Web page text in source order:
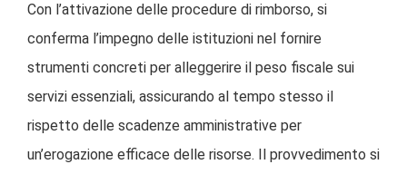
Con l’attivazione delle procedure di rimborso, si
conferma l’impegno delle istituzioni nel fornire
strumenti concreti per alleggerire il peso fiscale sui
servizi essenziali, assicurando al tempo stesso il
rispetto delle scadenze amministrative per
un’erogazione efficace delle risorse. Il provvedimento si